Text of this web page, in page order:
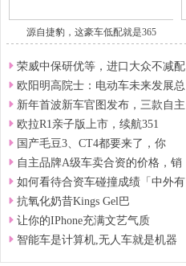
源自捷豹，这豪车低配就是365
荣威中保研优等，进口大众不减配
欧阳明高院士：电动车未来发展总
新年首波新车官图发布，三款自主
欧拉R1亲子版上市，续航351
国产毛豆3、CT4都要来了，你
自主品牌A级车卖合资的价格，销
如何看待合资车碰撞成绩「中外有
抗氧化奶昔Kings Gel巴
让你的IPhone充满文艺气质
智能车是计算机,无人车就是机器